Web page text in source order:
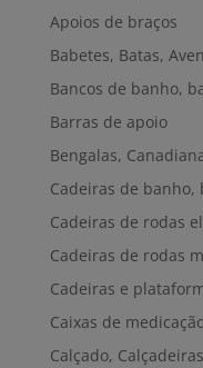
Apoios de braços
Babetes, Batas,
Bancos de banho,
Barras de apoio
Bengalas,
Cadeiras de
Cadeiras de rodas
Cadeiras de rodas
Cadeiras e
Caixas de
Calçado, Calçadeiras